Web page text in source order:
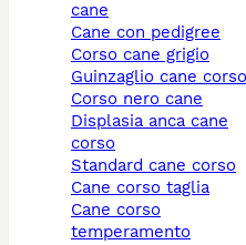
cane
cane con pedigree
corso cane grigio
guinzaglio cane corso
corso nero cane
displasia anca cane
corso
standard cane corso
cane corso taglia
cane corso
temperamento